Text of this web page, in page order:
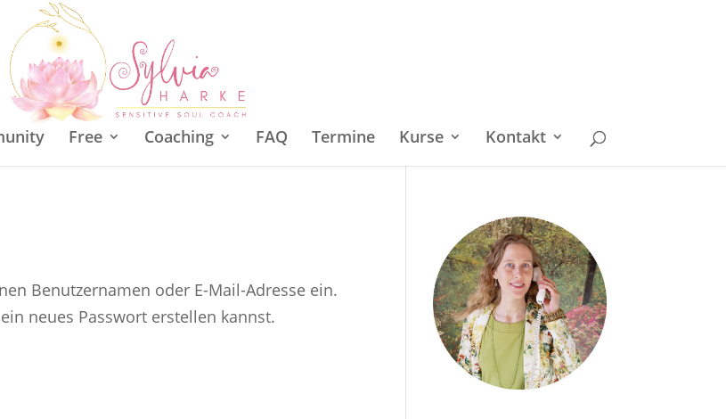
Free Coaching FAQ Termine Kurse Kontakt
Benutzernamen oder E-Mail-Adresse ein.
neues Passwort erstellen kannst.